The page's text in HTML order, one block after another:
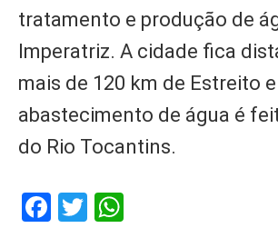
tratamento e produção de
Imperatriz. A cidade fica
mais de 120 km de Estreito
abastecimento de água é
do Rio Tocantins.
Facebook
Twitter